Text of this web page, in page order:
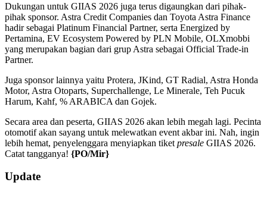
Dukungan untuk GIIAS 2026 juga terus digaungkan dari pihak-
pihak sponsor. Astra Credit Companies dan Toyota Astra Finance
hadir sebagai Platinum Financial Partner, serta Energized by
Pertamina, EV Ecosystem Powered by PLN Mobile, OLXmobbi
yang merupakan bagian dari grup Astra sebagai Official Trade-in
Partner.
Juga sponsor lainnya yaitu Protera, JKind, GT Radial, Astra Honda
Motor, Astra Otoparts, Superchallenge, Le Minerale, Teh Pucuk
Harum, Kahf, % ARABICA dan Gojek.
Secara area dan peserta, GIIAS 2026 akan lebih megah lagi. Pecinta
otomotif akan sayang untuk melewatkan event akbar ini. Nah, ingin
lebih hemat, penyelenggara menyiapkan tiket presale GIIAS 2026.
Catat tangganya! {PO/Mir}
2026-
06-
Update